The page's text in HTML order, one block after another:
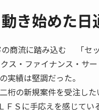
始めた日
流に踏み込む 「セッ
ス・ファイナンス・サ
実績は堅調だった。
桁の新規案件を受注し
Ｓに手応えを感じてい